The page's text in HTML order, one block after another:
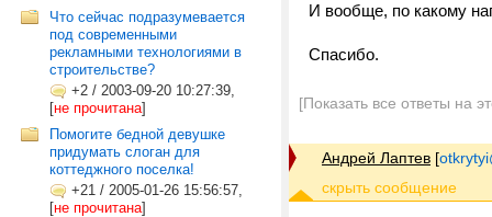
Что сейчас подразумевается
под современными
рекламными технологиями в
строительстве?
+2 / 2003-09-20 10:27:39,
[не прочитана]
Помогите бедной девушке
придумать слоган для
коттеджного поселка!
+21 / 2005-01-26 15:56:57,
[не прочитана]
И вообще, по какому
Спасибо.
[Показать все ответы на
Андрей Лаптев [